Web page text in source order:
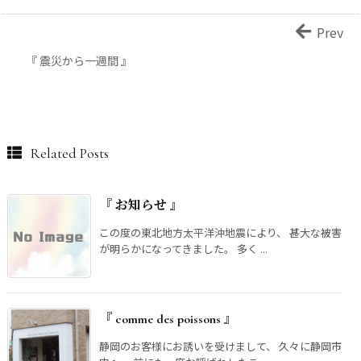
『 震災から一週間 』
Prev
Related Posts
『 お知らせ 』
この度の東北地方太平洋沖地震により、 甚大な被害
が明らかになってきました。 多く ...
『 comme des poissons 』
静岡のお客様にお誘いを受けまして、 久々に静岡市